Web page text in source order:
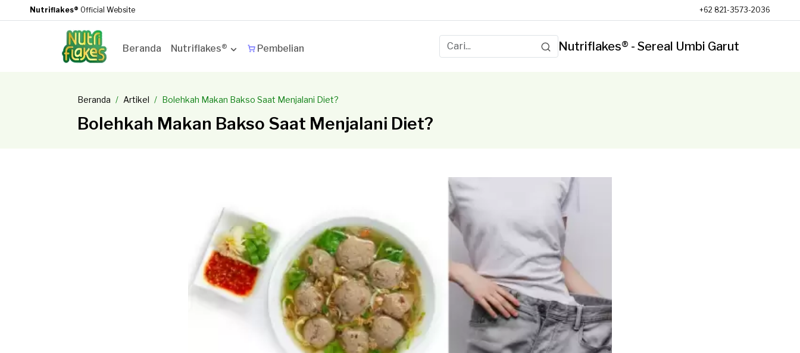
Nutriflakes® Official Website +62 821-3573-2036
Beranda Nutriflakes® Pembelian Nutriflakes® - Sereal Umbi Garut
Beranda Artikel Bolehkah Makan Bakso Saat Menjalani Diet?
Bolehkah Makan Bakso Saat Menjalani Diet?